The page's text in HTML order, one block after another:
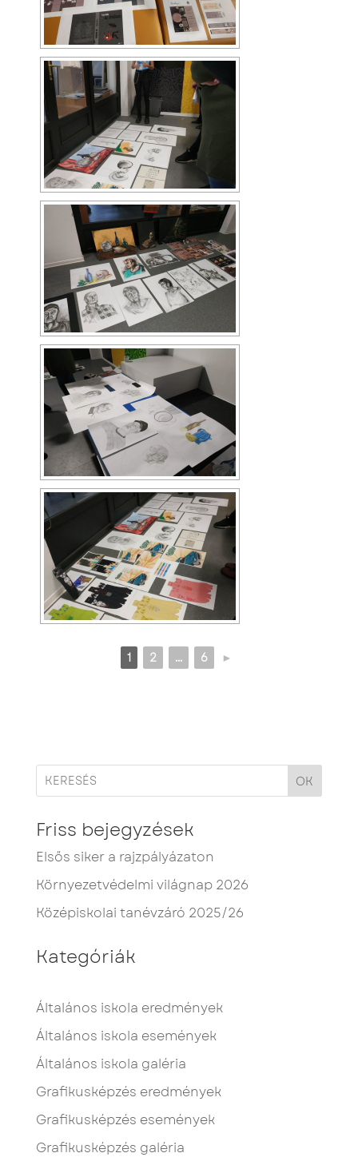
1 2 ... 6 ►
OK
Friss bejegyzések
Elsős siker a rajzpályázaton
Környezetvédelmi világnap 2026
Középiskolai tanévzáró 2025/26
Kategóriák
Általános iskola eredmények
Általános iskola események
Általános iskola galéria
Grafikusképzés eredmények
Grafikusképzés események
Grafikusképzés galéria